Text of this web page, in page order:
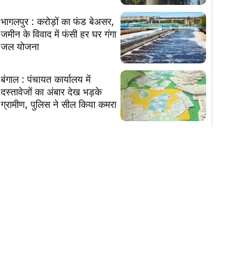
भागलपुर : करोड़ों का फंड बेअसर,
जमीन के विवाद में फंसी हर घर गंगा
जल योजना
बंगाल : पंचायत कार्यालय में
दस्तावेजों का अंबार देख भड़के
ग्रामीण, पुलिस ने सील किया कमरा